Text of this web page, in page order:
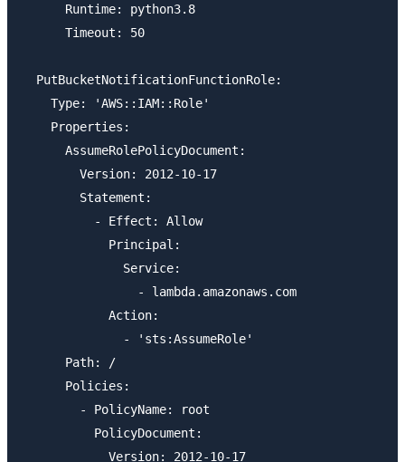
      Runtime: python3.8
      Timeout: 50
  PutBucketNotificationFunctionRole:
    Type: 'AWS::IAM::Role'
    Properties:
      AssumeRolePolicyDocument:
        Version: 2012-10-17
        Statement:
          - Effect: Allow
            Principal:
              Service:
                - lambda.amazonaws.com
            Action:
              - 'sts:AssumeRole'
      Path: /
      Policies:
        - PolicyName: root
          PolicyDocument:
            Version: 2012-10-17